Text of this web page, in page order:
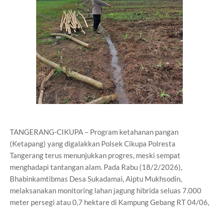
TANGERANG-CIKUPA – Program ketahanan pangan
(Ketapang) yang digalakkan Polsek Cikupa Polresta
Tangerang terus menunjukkan progres, meski sempat
menghadapi tantangan alam. Pada Rabu (18/2/2026),
Bhabinkamtibmas Desa Sukadamai, Aiptu Mukhsodin,
melaksanakan monitoring lahan jagung hibrida seluas 7.000
meter persegi atau 0,7 hektare di Kampung Gebang RT 04/06,